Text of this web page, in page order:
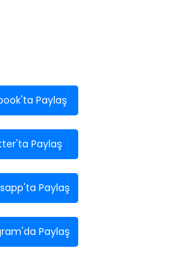
Paylaş
Paylaş
Paylaş
Paylaş